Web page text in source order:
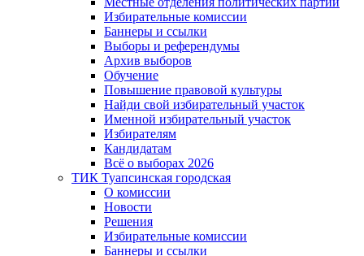
Избирательные комиссии
Баннеры и ссылки
Выборы и референдумы
Архив выборов
Обучение
Повышение правовой культуры
Найди свой избирательный участок
Именной избирательный участок
Избирателям
Кандидатам
Всё о выборах 2026
ТИК Туапсинская городская
О комиссии
Новости
Решения
Избирательные комиссии
Баннеры и ссылки